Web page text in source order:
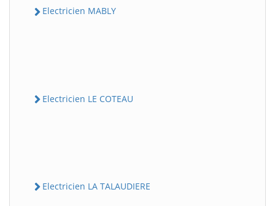
Electricien MABLY
Electricien LE COTEAU
Electricien LA TALAUDIERE